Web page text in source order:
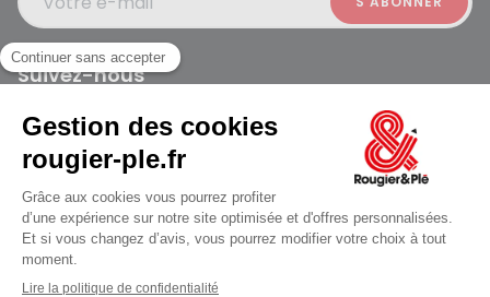
jusqu'au Lundi à 09:30
Suivez-nous
Rougier et Plé 2024 Copyright